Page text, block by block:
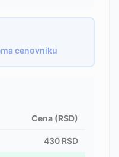
cenovniku
Cena (RSD)
430 RSD